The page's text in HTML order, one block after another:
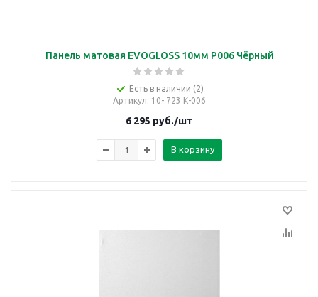
Панель матовая EVOGLOSS 10мм P006 Чёрный
Есть в наличии (2)
Артикул: 10- 723 К-006
6 295 руб./шт
В корзину